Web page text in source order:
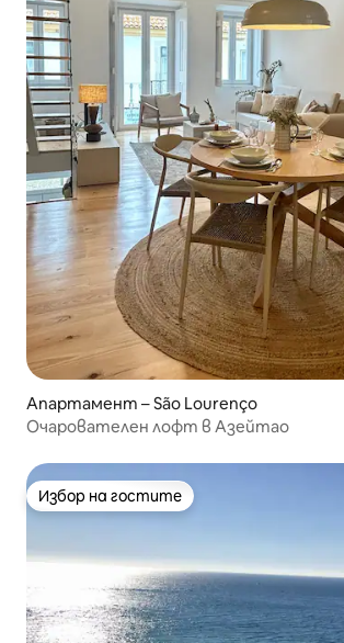
Апартамент – São Lourenço
Очарователен лофт в Азейтао
Избор на гостите
Избор на гостите